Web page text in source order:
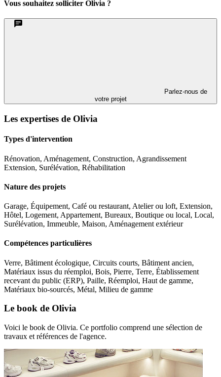
Vous souhaitez solliciter Olivia ?
Parlez-nous de
votre projet
Les expertises de Olivia
Types d'intervention
Rénovation, Aménagement, Construction, Agrandissement
Extension, Surélévation, Réhabilitation
Nature des projets
Garage, Équipement, Café ou restaurant, Atelier ou loft, Extension,
Hôtel, Logement, Appartement, Bureaux, Boutique ou local, Local,
Surélévation, Immeuble, Maison, Aménagement extérieur
Compétences particulières
Verre, Bâtiment écologique, Circuits courts, Bâtiment ancien,
Matériaux issus du réemploi, Bois, Pierre, Terre, Établissement
recevant du public (ERP), Paille, Réemploi, Haut de gamme,
Matériaux bio-sourcés, Métal, Milieu de gamme
Le book de Olivia
Voici le book de Olivia. Ce portfolio comprend une sélection de
travaux et références de l'agence.